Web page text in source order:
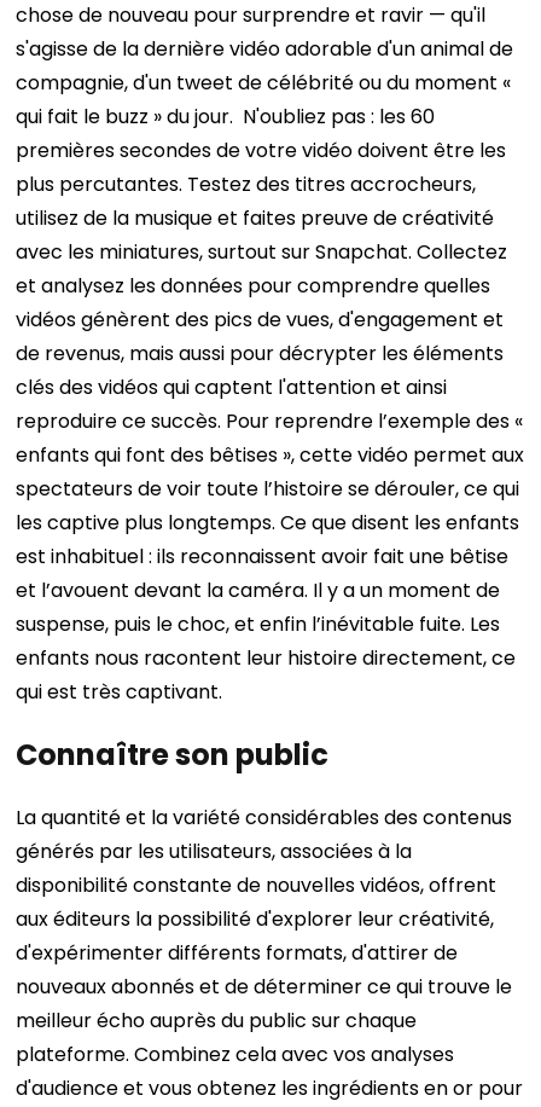
chose de nouveau pour surprendre et ravir — qu'il
s'agisse de la dernière vidéo adorable d'un animal de
compagnie, d'un tweet de célébrité ou du moment «
qui fait le buzz » du jour. N'oubliez pas : les 60
premières secondes de votre vidéo doivent être les
plus percutantes. Testez des titres accrocheurs,
utilisez de la musique et faites preuve de créativité
avec les miniatures, surtout sur Snapchat. Collectez
et analysez les données pour comprendre quelles
vidéos génèrent des pics de vues, d'engagement et
de revenus, mais aussi pour décrypter les éléments
clés des vidéos qui captent l'attention et ainsi
reproduire ce succès. Pour reprendre l’exemple des «
enfants qui font des bêtises », cette vidéo permet aux
spectateurs de voir toute l’histoire se dérouler, ce qui
les captive plus longtemps. Ce que disent les enfants
est inhabituel : ils reconnaissent avoir fait une bêtise
et l’avouent devant la caméra. Il y a un moment de
suspense, puis le choc, et enfin l’inévitable fuite. Les
enfants nous racontent leur histoire directement, ce
qui est très captivant.
Connaître son public
La quantité et la variété considérables des contenus
générés par les utilisateurs, associées à la
disponibilité constante de nouvelles vidéos, offrent
aux éditeurs la possibilité d'explorer leur créativité,
d'expérimenter différents formats, d'attirer de
nouveaux abonnés et de déterminer ce qui trouve le
meilleur écho auprès du public sur chaque
plateforme. Combinez cela avec vos analyses
d'audience et vous obtenez les ingrédients en or pour